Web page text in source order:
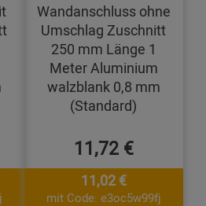
Wandanschluss ohne
Umschlag Zuschnitt
250 mm Länge 1
Meter Aluminium
walzblank 0,8 mm
(Standard)
11,72 €
11,02 €
mit Code: e3oc5w99fj